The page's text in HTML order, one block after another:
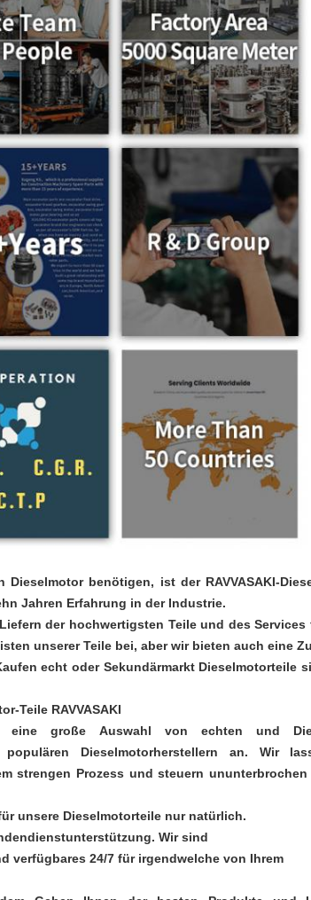
benötigen, ist der RAVVASAKI-
Jahren Erfahrung in der Industrie.
der hochwertigsten Teile und des
unserer Teile bei, aber wir bieten auch eine
echt oder Sekundärmarkt Dieselmotorteile
Teile RAVVASAKI
eine große Auswahl von echten und
Dieselmotorherstellern an. Wir
strengen Prozess und steuern
unsere Dieselmotorteile nur natürlich.
Wir sind
verfügbares 24/7 für irgendwelche von Ihrem